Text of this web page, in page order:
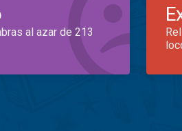
al azar de 213